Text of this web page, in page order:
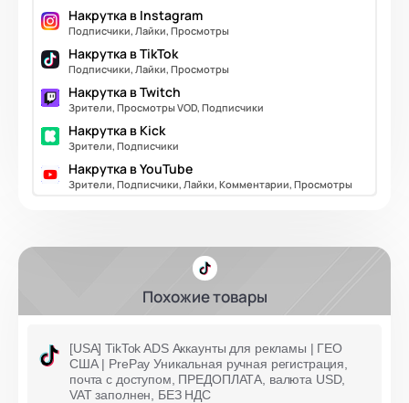
Накрутка в Instagram
Подписчики, Лайки, Просмотры
Накрутка в TikTok
Подписчики, Лайки, Просмотры
Накрутка в Twitch
Зрители, Просмотры VOD, Подписчики
Накрутка в Kick
Зрители, Подписчики
Накрутка в YouTube
Зрители, Подписчики, Лайки, Комментарии, Просмотры
Похожие товары
[USA] TikTok ADS Аккаунты для рекламы | ГЕО
США | PrePay Уникальная ручная регистрация,
почта с доступом, ПРЕДОПЛАТА, валюта USD,
VAT заполнен, БЕЗ НДС